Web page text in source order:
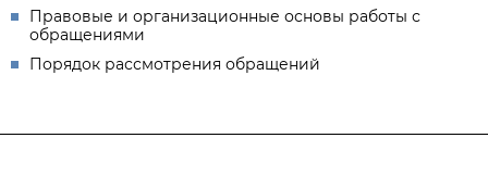
Правовые и организационные основы работы с
обращениями
Порядок рассмотрения обращений